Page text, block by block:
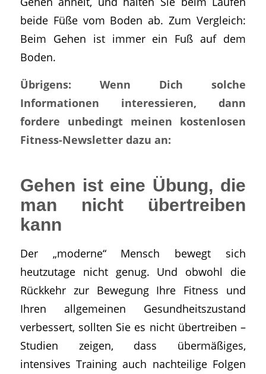
beide Füße vom Boden ab. Zum Vergleich:
Beim Gehen ist immer ein Fuß auf dem
Boden.
Übrigens: Wenn Dich solche
Informationen interessieren, dann
fordere unbedingt meinen kostenlosen
Fitness-Newsletter dazu an:
Gehen ist eine Übung, die
man nicht übertreiben
kann
Der „moderne“ Mensch bewegt sich
heutzutage nicht genug. Und obwohl die
Rückkehr zur Bewegung Ihre Fitness und
Ihren allgemeinen Gesundheitszustand
verbessert, sollten Sie es nicht übertreiben –
Studien zeigen, dass übermäßiges,
intensives Training auch nachteilige Folgen